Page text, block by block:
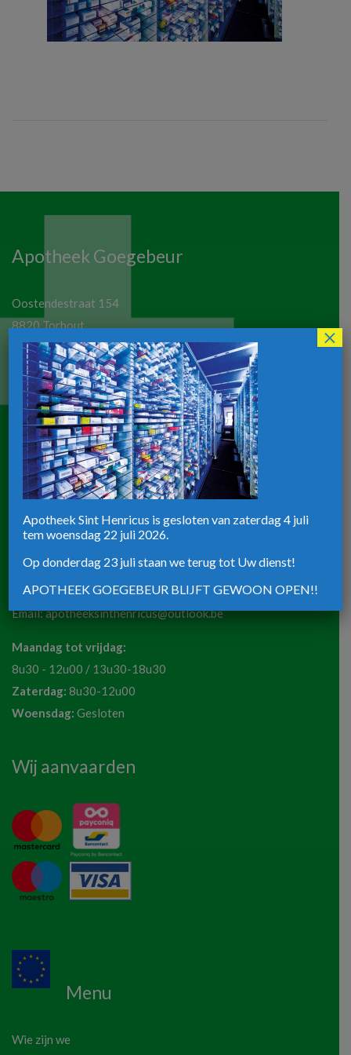
Apotheek Goegebeur
Oostendestraat 154
8820 Torhout
Telefoon:050 21 19 77
Email:apotheekgoegebeur@hotmail.com
Maandag tot vrijdag:
8u30-12u30 / 13u30-18u30
Zaterdag:8u30-12u00
Apotheek ST-Henricus
8820 Torhout
Telefoon:051 72 50 36
Email:apotheeksinthenricus@outlook.be
Maandag tot vrijdag:
8u30 - 12u00 / 13u30-18u30
Zaterdag: 8u30-12u00
Woensdag: Gesloten
Wij aanvaarden
Menu
Wie zijn we
Apotheek Sint Henricus is gesloten van zaterdag 4 juli
tem woensdag 22 juli 2026.
Op donderdag 23 juli staan we terug tot Uw dienst!
APOTHEEK GOEGEBEUR BLIJFT GEWOON OPEN!!
×